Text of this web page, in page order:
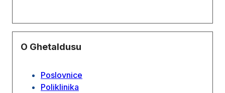
O Ghetaldusu
Poslovnice
Poliklinika